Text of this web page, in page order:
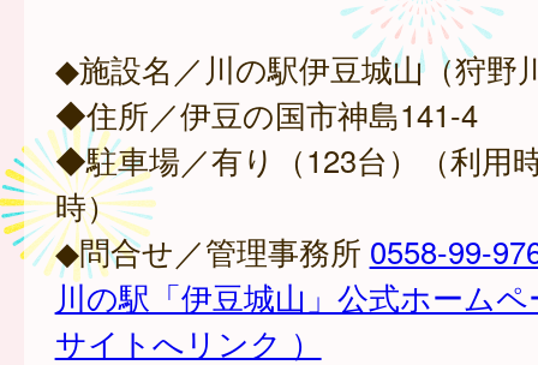
◆施設名／川の駅伊豆城山（狩野
◆住所／伊豆の国市神島141-4
◆駐車場／有り（123台）（利用
時）
◆問合せ／管理事務所 0558-99-
川の駅「伊豆城山」公式ホーム
サイトへリンク ）